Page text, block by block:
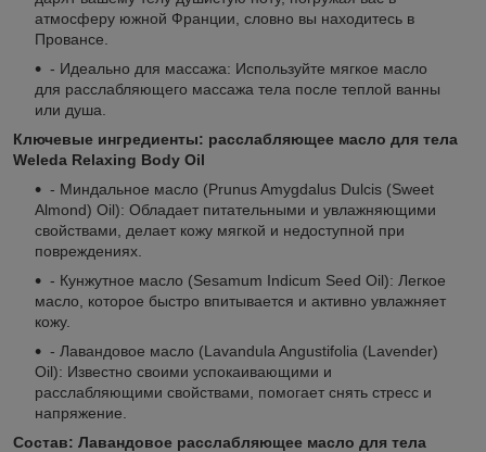
атмосферу южной Франции, словно вы находитесь в
Провансе.
- Идеально для массажа: Используйте мягкое масло
для расслабляющего массажа тела после теплой ванны
или душа.
Ключевые ингредиенты: расслабляющее масло для тела
Weleda Relaxing Body Oil
- Миндальное масло (Prunus Amygdalus Dulcis (Sweet
Almond) Oil): Обладает питательными и увлажняющими
свойствами, делает кожу мягкой и недоступной при
повреждениях.
- Кунжутное масло (Sesamum Indicum Seed Oil): Легкое
масло, которое быстро впитывается и активно увлажняет
кожу.
- Лавандовое масло (Lavandula Angustifolia (Lavender)
Oil): Известно своими успокаивающими и
расслабляющими свойствами, помогает снять стресс и
напряжение.
Состав: Лавандовое расслабляющее масло для тела